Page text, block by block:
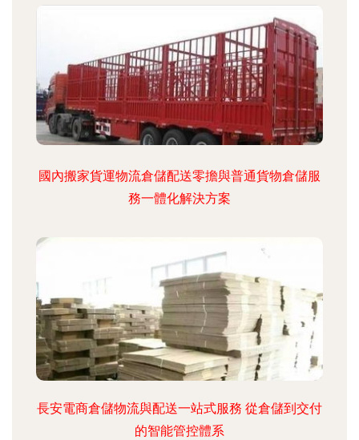
國內搬家貨運物流倉儲配送零擔與普通貨物倉儲服
務一體化解決方案
長安電商倉儲物流與配送一站式服務 從倉儲到交付
的智能管控體系